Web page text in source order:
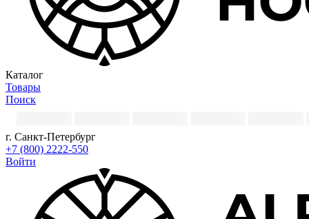
Каталог
Товары
Поиск
г. Санкт-Петербург
+7 (800) 2222-550
Войти